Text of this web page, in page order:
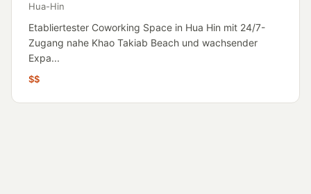
Hua-Hin
Etabliertester Coworking Space in Hua Hin mit 24/7-
Zugang nahe Khao Takiab Beach und wachsender
Expa...
$$